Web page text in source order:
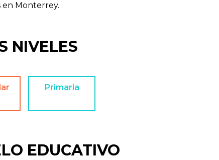
en Monterrey.
NIVELES
Primaria
EDUCATIVO